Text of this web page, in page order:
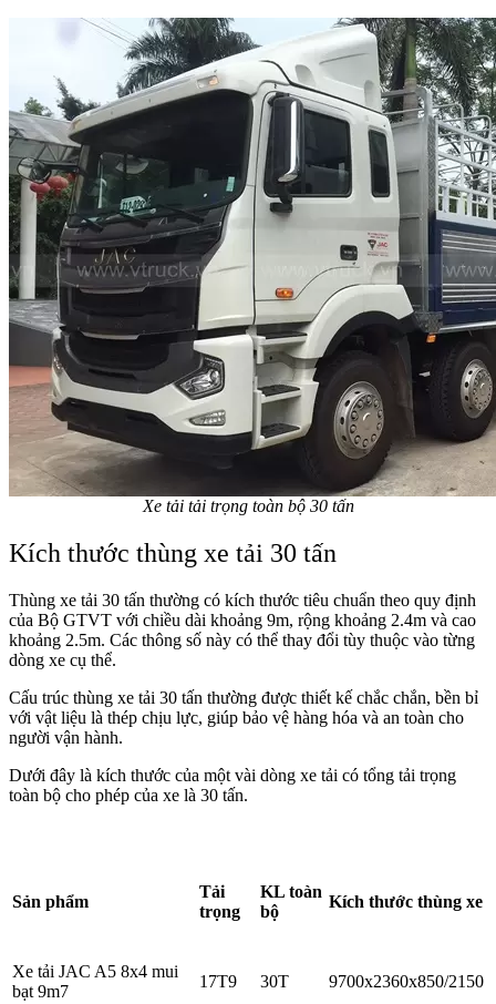
Xe tải tải trọng toàn bộ 30 tấn
Kích thước thùng xe tải 30 tấn
Thùng xe tải 30 tấn thường có kích thước tiêu chuẩn theo quy định
của Bộ GTVT với chiều dài khoảng 9m, rộng khoảng 2.4m và cao
khoảng 2.5m. Các thông số này có thể thay đổi tùy thuộc vào từng
dòng xe cụ thể.
Cấu trúc thùng xe tải 30 tấn thường được thiết kế chắc chắn, bền bỉ
với vật liệu là thép chịu lực, giúp bảo vệ hàng hóa và an toàn cho
người vận hành.
Dưới đây là kích thước của một vài dòng xe tải có tổng tải trọng
toàn bộ cho phép của xe là 30 tấn.
Sản phẩm
Tải
trọng
KL toàn
bộ
Kích thước thùng xe
Xe tải JAC A5 8x4 mui
bạt 9m7
17T9 30T 9700x2360x850/2150